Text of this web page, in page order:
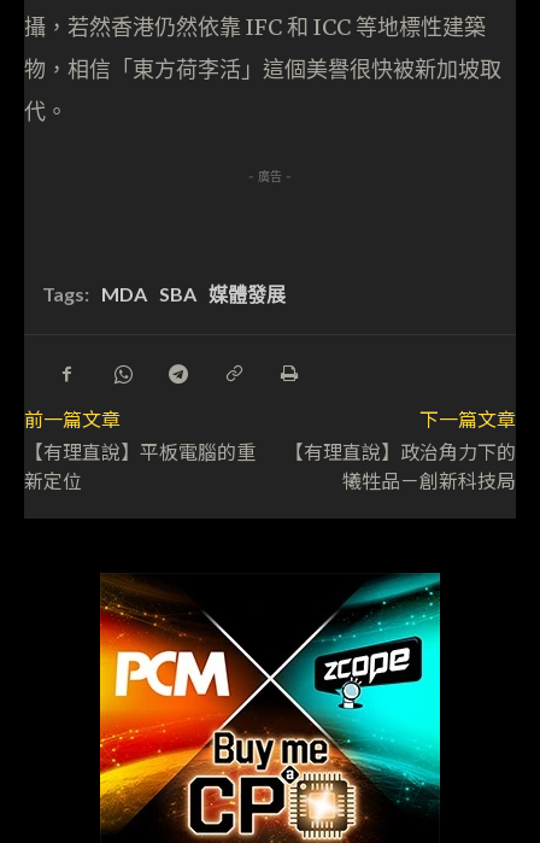
攝，若然香港仍然依靠 IFC 和 ICC 等地標性建築
物，相信「東方荷李活」這個美譽很快被新加坡取
代。
- 廣告 -
Tags: MDA SBA 媒體發展
前一篇文章
【有理直說】平板電腦的重
新定位
下一篇文章
【有理直說】政治角力下的
犧牲品－創新科技局